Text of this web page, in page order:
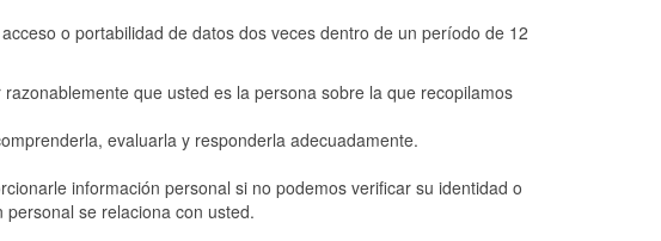
o portabilidad de datos dos veces dentro de un período de 12
que usted es la persona sobre la que recopilamos
evaluarla y responderla adecuadamente.
información personal si no podemos verificar su identidad o
se relaciona con usted.